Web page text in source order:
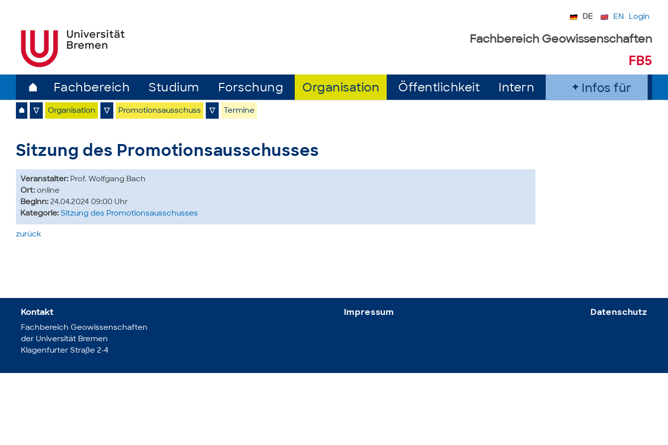
DE EN Login
Fachbereich Geowissenschaften
FB5
⌂ Fachbereich Studium Forschung Organisation Öffentlichkeit Intern Infos für
⌂ ▽ Organisation ▽ Promotionsausschuss ▽ Termine
Sitzung des Promotionsausschusses
Veranstalter: Prof. Wolfgang Bach
Ort:online
Beginn:24.04.2024 09:00 Uhr
Kategorie:Sitzung des Promotionsausschusses
zurück
Kontakt
Fachbereich Geowissenschaften
der Universität Bremen
Klagenfurter Straße 2-4
Impressum Datenschutz